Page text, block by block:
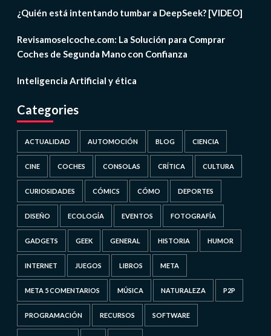
¿Quién está intentando tumbar a DeepSeek? [VIDEO]
Revisamoselcoche.com: La Solución para Comprar
Coches de Segunda Mano con Confianza
Inteligencia Artificial y ética
Categories
ACTUALIDAD AUTOMOCIÓN BLOG CIENCIA
CINE COCHES CONSOLAS CRÍTICA CULTURA
CURIOSIDADES CÓMICS CÓMO DEPORTES
DISEÑO ECOLOGÍA EVENTOS FOTOGRAFÍA
GADGETS GEEK GENERAL HISTORIA HUMOR
INTERNET JUEGOS LIBROS META
META 5 COMENTARIOS MÚSICA NATURALEZA P2P
PROGRAMACIÓN RECURSOS SOFTWARE